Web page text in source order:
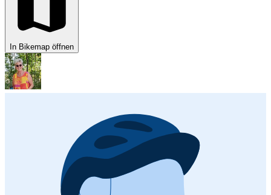
In Bikemap öffnen